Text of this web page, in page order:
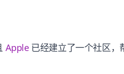
Apple已经建立了一个社区，